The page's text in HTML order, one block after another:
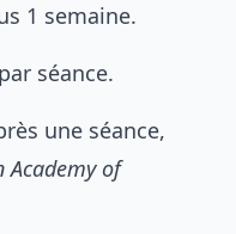
1 semaine.
séance.
une séance,
Academy of